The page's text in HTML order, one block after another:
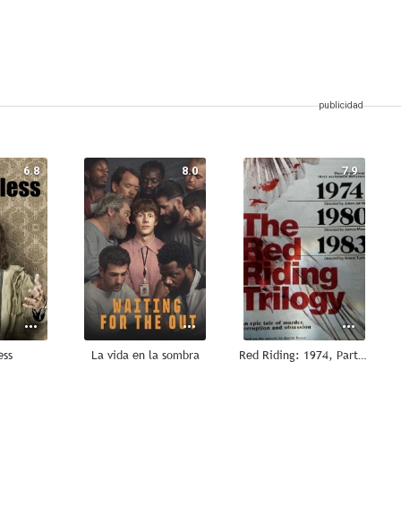
6.8 8.0
La vida en la sombra
7.9
Red Riding: 1974, Parte 1